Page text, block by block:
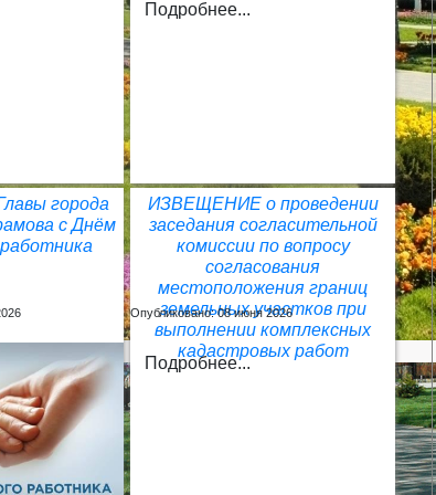
Подробнее...
города
с Днём
ИЗВЕЩЕНИЕ о проведении
заседания согласительной
комиссии по вопросу
согласования
местоположения границ
земельных участков при
выполнении комплексных
кадастровых работ
Опубликовано: 08 июня 2026
Подробнее...